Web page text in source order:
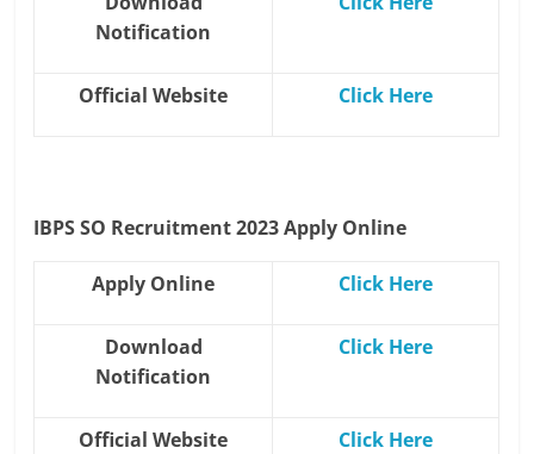
Notification
Official Website Click Here
IBPS SO Recruitment 2023Apply Online
Apply Online Click Here
Download
Notification
Click Here
Official Website Click Here